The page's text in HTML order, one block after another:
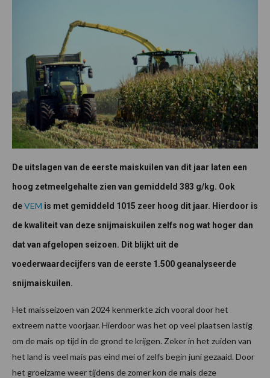
De uitslagen van de eerste maiskuilen van dit jaar laten een
hoog zetmeelgehalte zien van gemiddeld 383 g/kg. Ook
deVEM is met gemiddeld 1015 zeer hoog dit jaar. Hierdoor is
de kwaliteit van deze snijmaiskuilen zelfs nog wat hoger dan
dat van afgelopen seizoen. Dit blijkt uit de
voederwaardecijfers van de eerste 1.500 geanalyseerde
snijmaiskuilen.
Het maisseizoen van 2024 kenmerkte zich vooral door het
extreem natte voorjaar. Hierdoor was het op veel plaatsen lastig
om de mais op tijd in de grond te krijgen. Zeker in het zuiden van
het land is veel mais pas eind mei of zelfs begin juni gezaaid. Door
het groeizame weer tijdens de zomer kon de mais deze